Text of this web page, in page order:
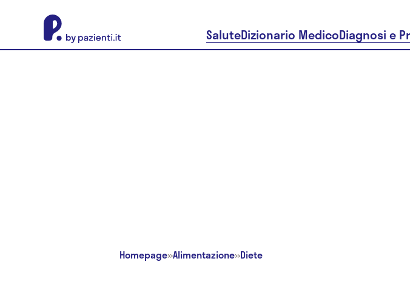
SaluteDizionario MedicoDiagnosi e
Homepage»Alimentazione»Diete